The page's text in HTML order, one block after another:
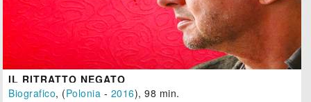
IL RITRATTO NEGATO
Biografico, (Polonia - 2016), 98 min.